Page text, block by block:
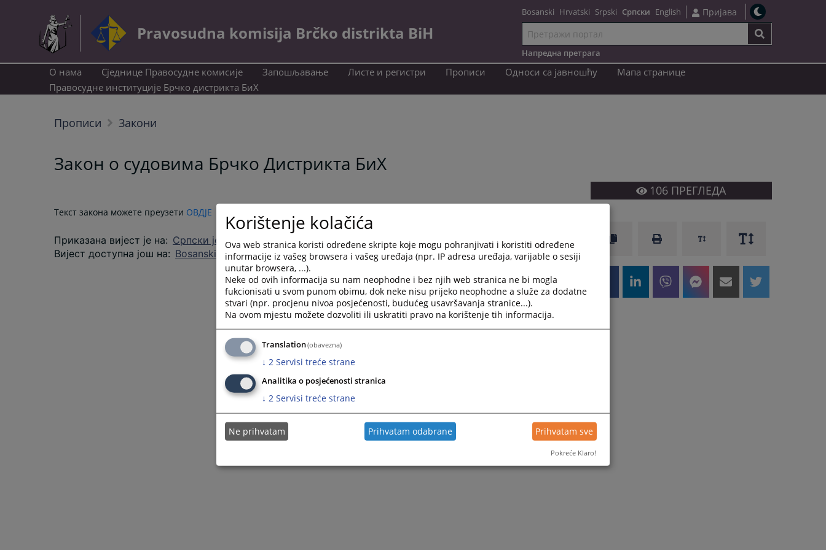
Pravosudna komisija Brčko distrikta BiH
садржај
Bosanski Hrvatski Srpski Српски English Пријава
Напредна претрага
О нама Сједнице Правосудне комисије Запошљавање Листе и регистри Прописи Односи сa јавношћу
Мапа странице
Правосудне институције Брчко дистрикта БиХ
Прописи Закони
Закон о судовима Брчко Дистрикта БиХ
Текст закона можете преузети ОВДЈЕ
Приказана вијест је на: Српски језик
Вијест доступна још на: Bosanski jezik Hrvatski jezik
106 ПРЕГЛЕДА
Korištenje kolačića
Ova web stranica koristi određene skripte koje mogu pohranjivati i koristiti određene
informacije iz vašeg browsera i vašeg uređaja (npr. IP adresa uređaja, varijable o sesiji
unutar browsera, ...).
Neke od ovih informacija su nam neophodne i bez njih web stranica ne bi mogla
fukcionisati u svom punom obimu, dok neke nisu prijeko neophodne a služe za dodatne
stvari (npr. procjenu nivoa posjećenosti, budućeg usavršavanja stranice...).
Na ovom mjestu možete dozvoliti ili uskratiti pravo na korištenje tih informacija.
Translation(obavezna)
↓ 2 Servisi treće strane
Analitika o posjećenosti stranica
↓ 2 Servisi treće strane
Ne prihvatam Prihvatam odabrane Prihvatam sve
Pokreće Klaro!